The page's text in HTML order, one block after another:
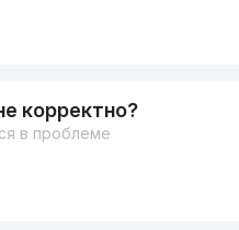
парковка и
на 150 парковочных мест.
вокзала.
корректно?
в проблеме